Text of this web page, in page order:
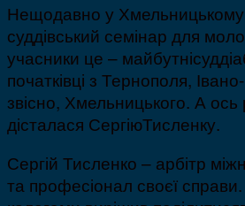
Нещодавно у Хмельницькому
суддівський семінар для
учасники це –
початківці з Тернополя,
звісно, Хмельницького. А
дісталася СергіюТисленку.
Сергій Тисленко – арбітр
та професіонал своєї